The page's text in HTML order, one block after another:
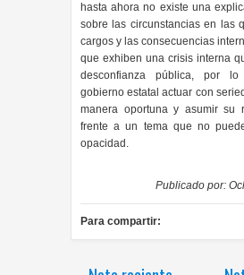
hasta ahora no existe una
sobre las circunstancias en las
cargos y las consecuencias
que exhiben una crisis interna
desconfianza pública, por
gobierno estatal actuar con
manera oportuna y asumir su
frente a un tema que no
opacidad.
Publicado por:
Para compartir: